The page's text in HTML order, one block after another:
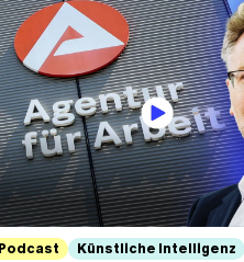
Podcast Künstliche Intelligenz